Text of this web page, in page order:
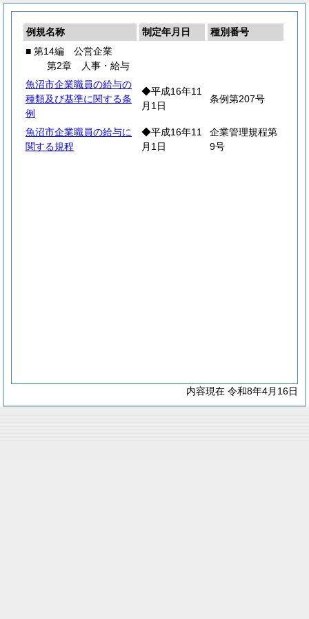
例規名称 制定年月日
種別番号
■ 第14編 公営企業
第2章 人事・給与
魚沼市企業職員の給与の
種類及び基準に関する条
例
◆平成16年11
月1日
条例第207号
魚沼市企業職員の給与に
関する規程
◆平成16年11
月1日
企業管理規程第
9号
内容現在 令和8年4月16日